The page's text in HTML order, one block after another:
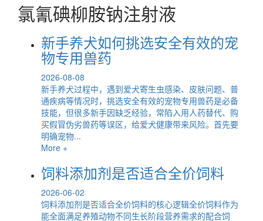
氯氰碘柳胺钠注射液
新手养犬如何挑选安全有效的宠
物专用兽药
2026-08-08
新手养犬过程中，遇到爱犬寄生虫感染、皮肤问题、普
通疾病等情况时，挑选安全有效的宠物专用兽药是必备
技能，但很多新手因缺乏经验，常陷入用人药替代、购
买假冒伪劣兽药等误区，给爱犬健康带来风险。首先要
明确宠物...
More +
饲料添加剂是否适合全价饲料
2026-06-02
饲料添加剂是否适合全价饲料的核心逻辑全价饲料作为
能全面满足养殖动物不同生长阶段营养需求的配合饲